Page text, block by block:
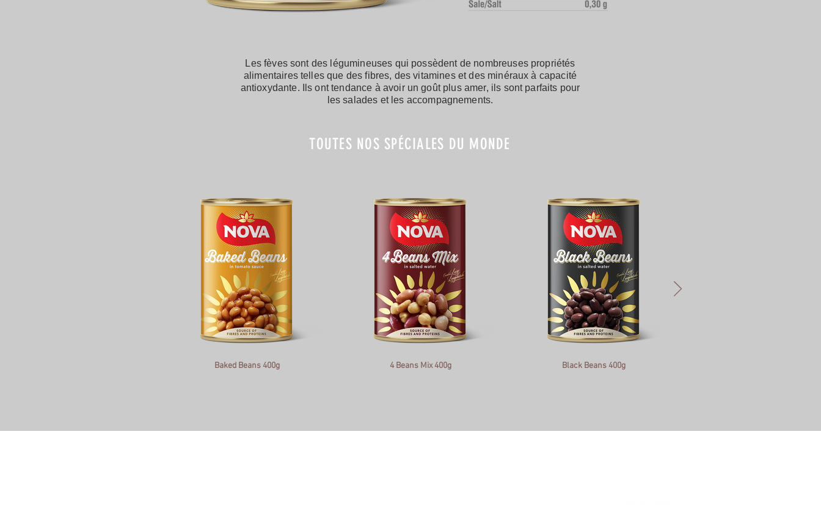
Les fèves sont des légumineuses qui possèdent de nombreuses propriétés
alimentaires telles que des fibres, des vitamines et des minéraux à capacité
antioxydante. Ils ont tendance à avoir un goût plus amer, ils sont parfaits pour
les salades et les accompagnements.
TOUTES NOS SPÉCIALES DU MONDE
Baked Beans 400g 4 Beans Mix 400g Black Beans 400g